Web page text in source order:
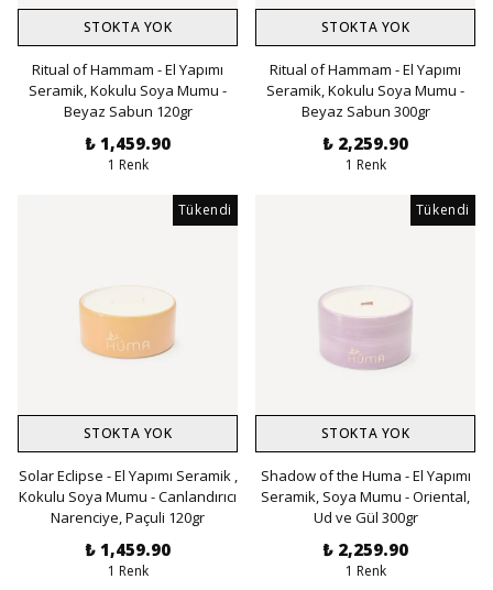
STOKTA YOK
Ritual of Hammam - El Yapımı
Seramik, Kokulu Soya Mumu -
Beyaz Sabun 120gr
₺ 1,459.90
1 Renk
STOKTA YOK
Ritual of Hammam - El Yapımı
Seramik, Kokulu Soya Mumu -
Beyaz Sabun 300gr
₺ 2,259.90
1 Renk
Tükendi
STOKTA YOK
Solar Eclipse - El Yapımı Seramik ,
Kokulu Soya Mumu - Canlandırıcı
Narenciye, Paçuli 120gr
₺ 1,459.90
1 Renk
Tükendi
STOKTA YOK
Shadow of the Huma - El Yapımı
Seramik, Soya Mumu - Oriental,
Ud ve Gül 300gr
₺ 2,259.90
1 Renk